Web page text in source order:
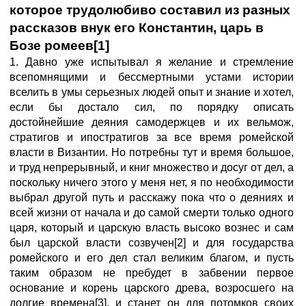
которое трудолюбиво составил из разных
рассказов внук его Константин, царь в
Бозе ромеев[1]
1. Давно уже испытывал я желание и стремление
всепомнящими и бессмертными устами истории
вселить в умы серьезных людей опыт и знание и хотел,
если бы достало сил, по порядку описать
достойнейшие деяния самодержцев и их вельмож,
стратигов и ипостратигов за все время ромейской
власти в Византии. Но потребны тут и время большое,
и труд непрерывный, и книг множество и досуг от дел, а
поскольку ничего этого у меня нет, я по необходимости
выбрал другой путь и расскажу пока что о деяниях и
всей жизни от начала и до самой смерти только одного
царя, который и царскую власть высоко вознес и сам
был царской власти созвучен[2] и для государства
ромейского и его дел стал великим благом, и пусть
таким образом не пребудет в забвении первое
основание и корень царского древа, возросшего на
долгие времена[3], и станет он для потомков своих